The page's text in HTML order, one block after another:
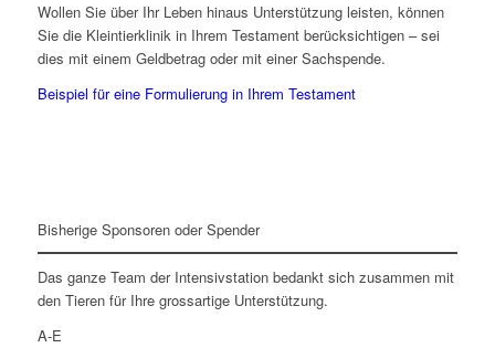
Wollen Sie über Ihr Leben hinaus Unterstützung leisten, können
Sie die Kleintierklinik in Ihrem Testament berücksichtigen – sei
dies mit einem Geldbetrag oder mit einer Sachspende.
Beispiel für eine Formulierung in Ihrem Testament
Bisherige Sponsoren oder Spender
Das ganze Team der Intensivstation bedankt sich zusammen mit
den Tieren für Ihre grossartige Unterstützung.
A-E